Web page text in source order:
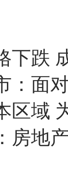
下跌
：面
区域
房地